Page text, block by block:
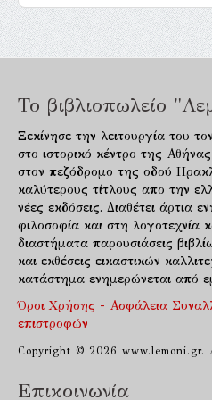
Το βιβλιοπωλείο
Ξεκίνησε την λειτουργία του
στο ιστορικό κέντρο της
στον πεζόδρομο της οδού
καλύτερους τίτλους απο την
νέες εκδόσεις. Διαθέτει άρτια
φιλοσοφία και στη λογοτεχνία
διαστήματα παρουσιάσεις
και εκθέσεις εικαστικών
κατάστημα ενημερώνεται από
Όροι Χρήσης - Ασφάλεια
επιστροφών
Copyright © 2026 www.lemoni.gr.
Επικοινωνία